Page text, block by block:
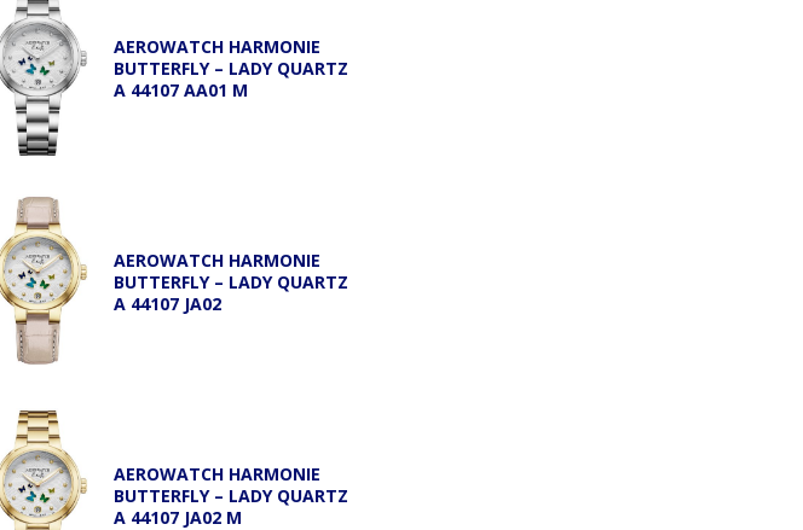
AEROWATCH HARMONIE
BUTTERFLY – LADY QUARTZ
A 44107 AA01 M
AEROWATCH HARMONIE
BUTTERFLY – LADY QUARTZ
A 44107 JA02
AEROWATCH HARMONIE
BUTTERFLY – LADY QUARTZ
A 44107 JA02 M